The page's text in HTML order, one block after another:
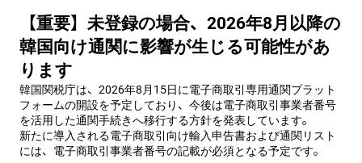
【重要】未登録の場合、2026年8月以降の
韓国向け通関に影響が生じる可能性があ
ります
韓国関税庁は、2026年8月15日に電子商取引専用通関プラット
フォームの開設を予定しており、今後は電子商取引事業者番号
を活用した通関手続きへ移行する方針を発表しています。
新たに導入される電子商取引向け輸入申告書および通関リスト
には、電子商取引事業者番号の記載が必須となる予定です。